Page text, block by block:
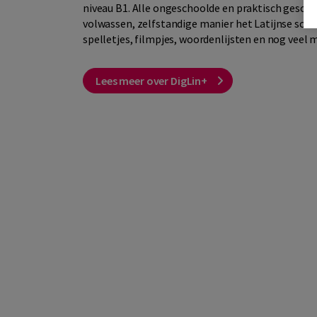
niveau B1. Alle ongeschoolde en praktisch
volwassen, zelfstandige manier het Latijnse
spelletjes, filmpjes, woordenlijsten en nog veel
Lees meer over DigLin+